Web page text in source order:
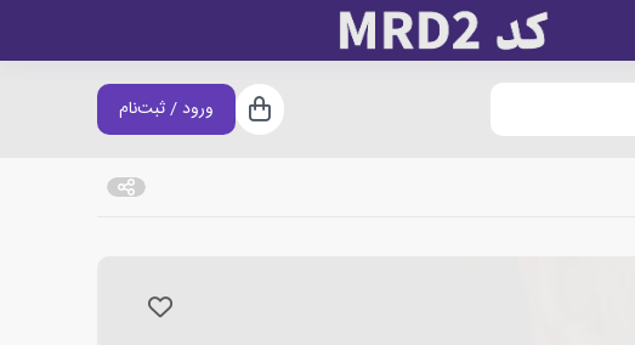
سبد خرید
ورود / ثبت‌نام